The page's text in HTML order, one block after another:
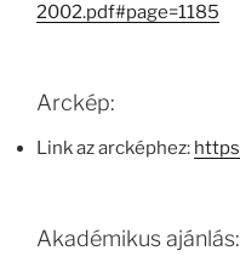
2002.pdf#page=1185
Arckép:
Link az arcképhez:
Akadémikus ajánlás: